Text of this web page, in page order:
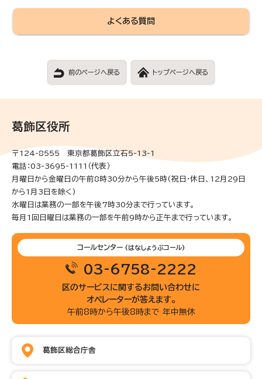
よくある質問
前のページへ戻る トップページへ戻る
葛飾区役所
〒124-8555 東京都葛飾区立石5-13-1
電話：03-3695-1111（代表）
月曜日から金曜日の午前8時30分から午後5時(祝日・休日、12月29日
から1月3日を除く)
水曜日は業務の一部を午後7時30分まで行っています。
毎月1回日曜日は業務の一部を午前9時から正午まで行っています。
コールセンター (はなしょうぶコール)
03-6758-2222
区のサービスに関するお問い合わせに
オペレーターが答えます。
午前8時から午後8時まで 年中無休
葛飾区総合庁舎